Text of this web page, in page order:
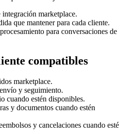
marketplace.
que mantener para cada cliente.
para conversaciones de
compatibles
marketplace.
y seguimiento.
cuando estén disponibles.
y documentos cuando estén
y cancelaciones cuando esté